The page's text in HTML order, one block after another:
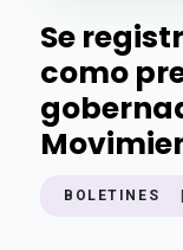
Se
como
BOLETINES